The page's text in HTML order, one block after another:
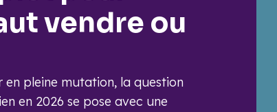
vendre ou
en pleine mutation, la question
en 2026 se pose avec une